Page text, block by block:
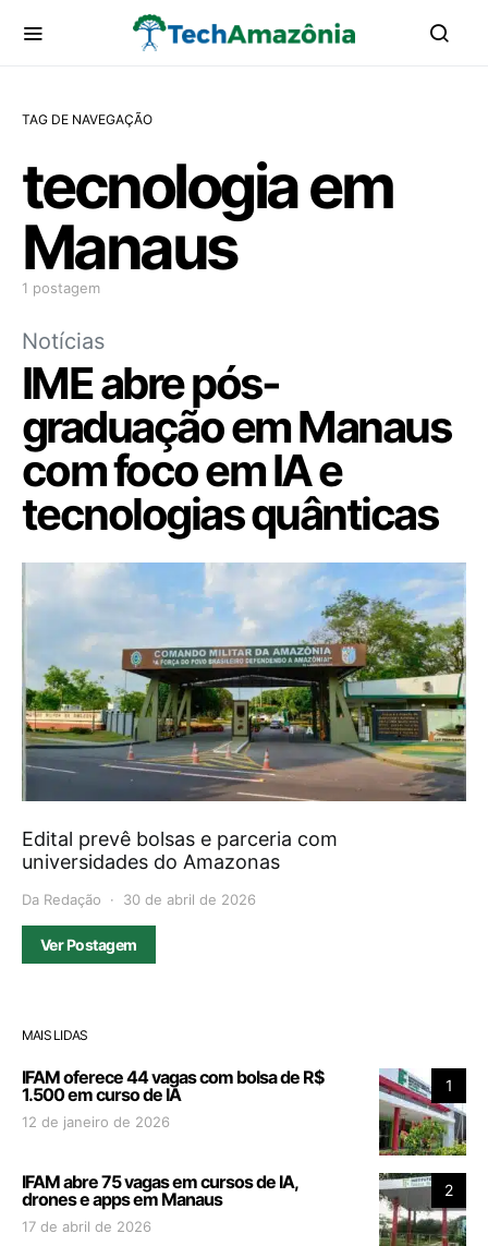
TAG DE NAVEGAÇÃO
tecnologia em
Manaus
1 postagem
Notícias
IME abre pós-
graduação em Manaus
com foco em IA e
tecnologias quânticas
Edital prevê bolsas e parceria com
universidades do Amazonas
Da Redação 30 de abril de 2026
Ver Postagem
MAIS LIDAS
1
IFAM oferece 44 vagas com bolsa de R$
1.500 em curso de IA
12 de janeiro de 2026
2
IFAM abre 75 vagas em cursos de IA,
drones e apps em Manaus
17 de abril de 2026